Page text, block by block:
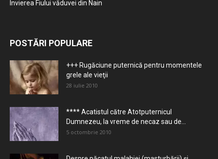
Învierea Fiului văduvei din Nain
POSTĂRI POPULARE
+++ Rugăciune puternică pentru momentele
grele ale vieţii
28 iulie 2010
**** Acatistul către Atotputernicul
Dumnezeu, la vreme de necaz sau de...
5 octombrie 2010